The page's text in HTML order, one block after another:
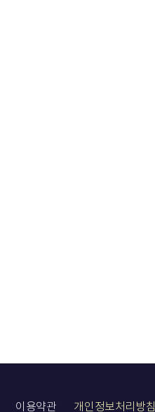
이용약관 개인정보처리방침